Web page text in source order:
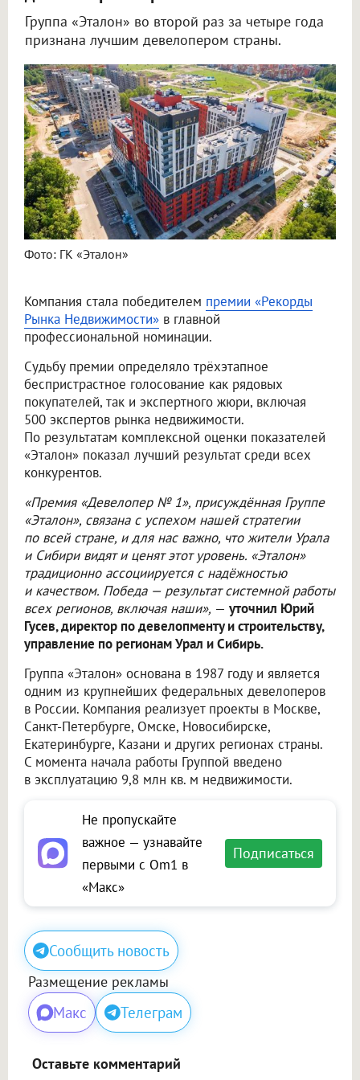
Группа «Эталон» во второй раз за четыре года
признана лучшим девелопером страны.
Фото: ГК «Эталон»
Компания стала победителем премии «Рекорды
Рынка Недвижимости» в главной
профессиональной номинации.
Судьбу премии определяло трёхэтапное
беспристрастное голосование как рядовых
покупателей, так и экспертного жюри, включая
500 экспертов рынка недвижимости.
По результатам комплексной оценки показателей
«Эталон» показал лучший результат среди всех
конкурентов.
«Премия «Девелопер № 1», присуждённая Группе
«Эталон», связана с успехом нашей стратегии
по всей стране, и для нас важно, что жители Урала
и Сибири видят и ценят этот уровень. «Эталон»
традиционно ассоциируется с надёжностью
и качеством. Победа — результат системной работы
всех регионов, включая наши», — уточнил Юрий
Гусев, директор по девелопменту и строительству,
управление по регионам Урал и Сибирь.
Группа «Эталон» основана в 1987 году и является
одним из крупнейших федеральных девелоперов
в России. Компания реализует проекты в Москве,
Санкт-Петербурге, Омске, Новосибирске,
Екатеринбурге, Казани и других регионах страны.
С момента начала работы Группой введено
в эксплуатацию 9,8 млн кв. м недвижимости.
Не пропускайте
важное — узнавайте
первыми с Om1 в
«Макс»
Подписаться
Сообщить новость
Размещение рекламы
Макс Телеграм
Оставьте комментарий